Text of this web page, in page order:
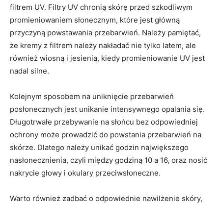
filtrem UV. Filtry UV chronią skórę przed szkodliwym
promieniowaniem słonecznym, które jest główną
przyczyną powstawania przebarwień. Należy pamiętać,
że kremy z filtrem należy nakładać nie tylko latem, ale
również wiosną i jesienią, kiedy promieniowanie UV jest
nadal silne.
Kolejnym sposobem na uniknięcie przebarwień
posłonecznych jest unikanie intensywnego opalania się.
Długotrwałe przebywanie na słońcu bez odpowiedniej
ochrony może prowadzić do powstania przebarwień na
skórze. Dlatego należy unikać godzin największego
nasłonecznienia, czyli między godziną 10 a 16, oraz nosić
nakrycie głowy i okulary przeciwsłoneczne.
Warto również zadbać o odpowiednie nawilżenie skóry,